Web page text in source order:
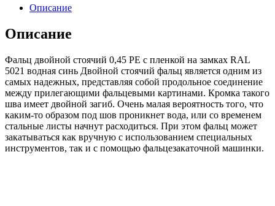
стоячий
Line
0,45
с
пленкой
на
замках
RAL
5021
водная
синь
Описание
Описание
Фальц двойной стоячий 0,45 PE с пленкой на замках RAL
5021 водная синь Двойной стоячий фальц является одним из
самых надежных, представляя собой продольное соединение
между прилегающими фальцевыми картинами. Кромка такого
шва имеет двойной загиб. Очень малая вероятность того, что
каким-то образом под шов проникнет вода, или со временем
стальные листы начнут расходиться. При этом фальц может
закатываться как вручную с использованием специальных
инструментов, так и с помощью фальцезакаточной машинки.